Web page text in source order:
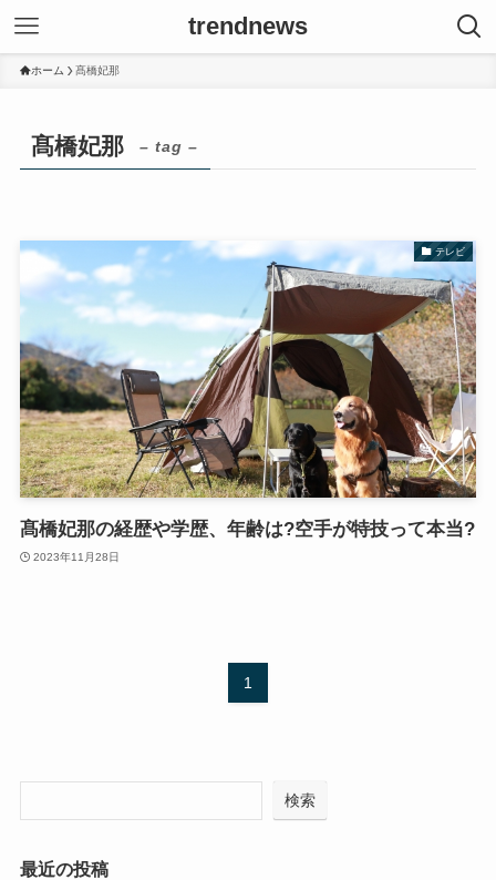
trendnews
ホーム 髙橋妃那
髙橋妃那 – tag –
テレビ
髙橋妃那の経歴や学歴、年齢は?空手が特技って本当?
2023年11月28日
1
検索
最近の投稿